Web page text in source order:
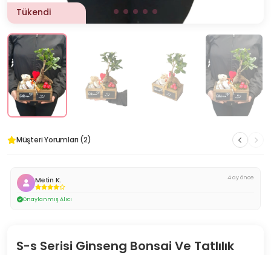
Tükendi
Müşteri Yorumları (2)
Metin K. 4 ay önce
Onaylanmış Alıcı
S-s Serisi Ginseng Bonsai Ve Tatlılık